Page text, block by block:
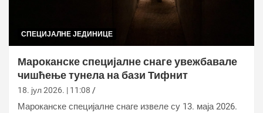
СПЕЦИЈАЛНЕ ЈЕДИНИЦЕ
Мароканске специјалне снаге увежбавале
чишћење тунела на бази Тифнит
18. јул 2026. | 11:08
Мароканске специјалне снаге извеле су 13. маја 2026.